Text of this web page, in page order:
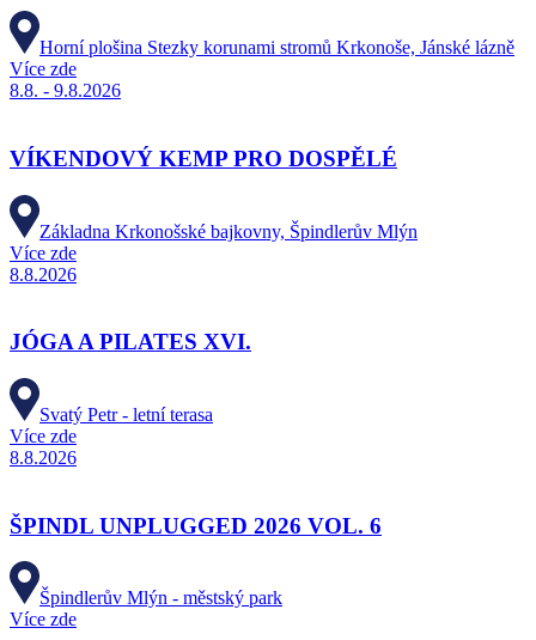
Horní plošina Stezky korunami stromů Krkonoše, Jánské lázně
Více zde
8.8. - 9.8.2026
VÍKENDOVÝ KEMP PRO DOSPĚLÉ
Základna Krkonošské bajkovny, Špindlerův Mlýn
Více zde
8.8.2026
JÓGA A PILATES XVI.
Svatý Petr - letní terasa
Více zde
8.8.2026
ŠPINDL UNPLUGGED 2026 VOL. 6
Špindlerův Mlýn - městský park
Více zde